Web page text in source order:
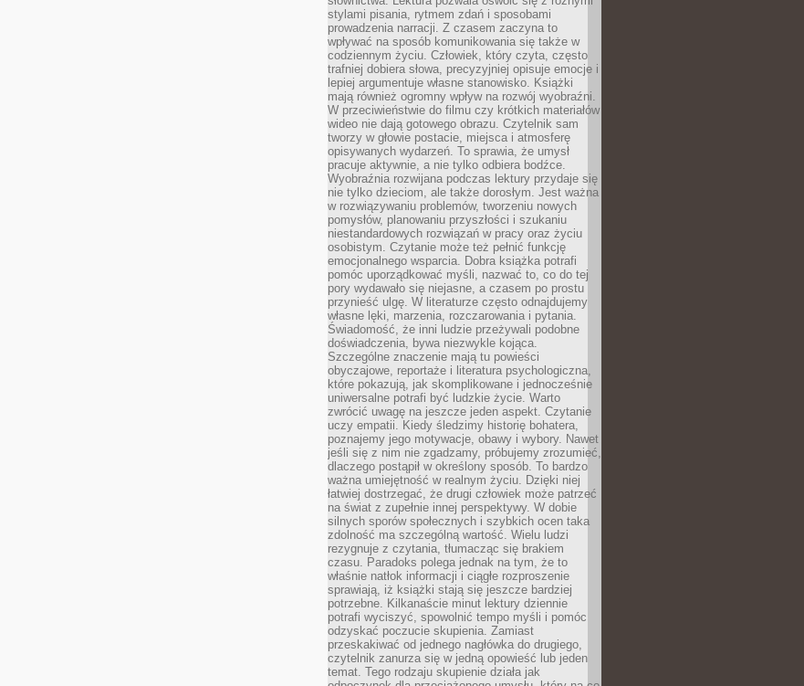
stylami pisania, rytmem zdań i sposobami
prowadzenia narracji. Z czasem zaczyna to
wpływać na sposób komunikowania się także w
codziennym życiu. Człowiek, który czyta, często
trafniej dobiera słowa, precyzyjniej opisuje emocje i
lepiej argumentuje własne stanowisko. Książki
mają również ogromny wpływ na rozwój wyobraźni.
W przeciwieństwie do filmu czy krótkich materiałów
wideo nie dają gotowego obrazu. Czytelnik sam
tworzy w głowie postacie, miejsca i atmosferę
opisywanych wydarzeń. To sprawia, że umysł
pracuje aktywnie, a nie tylko odbiera bodźce.
Wyobraźnia rozwijana podczas lektury przydaje się
nie tylko dzieciom, ale także dorosłym. Jest ważna
w rozwiązywaniu problemów, tworzeniu nowych
pomysłów, planowaniu przyszłości i szukaniu
niestandardowych rozwiązań w pracy oraz życiu
osobistym. Czytanie może też pełnić funkcję
emocjonalnego wsparcia. Dobra książka potrafi
pomóc uporządkować myśli, nazwać to, co do tej
pory wydawało się niejasne, a czasem po prostu
przynieść ulgę. W literaturze często odnajdujemy
własne lęki, marzenia, rozczarowania i pytania.
Świadomość, że inni ludzie przeżywali podobne
doświadczenia, bywa niezwykle kojąca.
Szczególne znaczenie mają tu powieści
obyczajowe, reportaże i literatura psychologiczna,
które pokazują, jak skomplikowane i jednocześnie
uniwersalne potrafi być ludzkie życie. Warto
zwrócić uwagę na jeszcze jeden aspekt. Czytanie
uczy empatii. Kiedy śledzimy historię bohatera,
poznajemy jego motywacje, obawy i wybory. Nawet
jeśli się z nim nie zgadzamy, próbujemy zrozumieć,
dlaczego postąpił w określony sposób. To bardzo
ważna umiejętność w realnym życiu. Dzięki niej
łatwiej dostrzegać, że drugi człowiek może patrzeć
na świat z zupełnie innej perspektywy. W dobie
silnych sporów społecznych i szybkich ocen taka
zdolność ma szczególną wartość. Wielu ludzi
rezygnuje z czytania, tłumacząc się brakiem
czasu. Paradoks polega jednak na tym, że to
właśnie natłok informacji i ciągłe rozproszenie
sprawiają, iż książki stają się jeszcze bardziej
potrzebne. Kilkanaście minut lektury dziennie
potrafi wyciszyć, spowolnić tempo myśli i pomóc
odzyskać poczucie skupienia. Zamiast
przeskakiwać od jednego nagłówka do drugiego,
czytelnik zanurza się w jedną opowieść lub jeden
temat. Tego rodzaju skupienie działa jak